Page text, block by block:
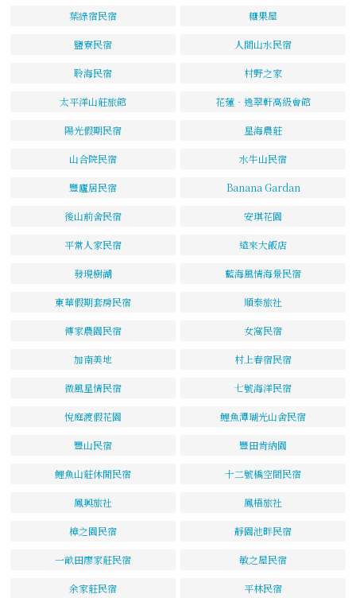
葉綠宿民宿 糖果屋
鹽寮民宿 人間山水民宿
聆海民宿 村野之家
太平洋山莊旅館 花蓮‧逸翠軒高級會館
陽光假期民宿 星海農莊
山合院民宿 水牛山民宿
豐廬居民宿 Banana Gardan
後山前舍民宿 安琪花園
平常人家民宿 遠來大飯店
發現樹湖 藍海風情海景民宿
東華假期套房民宿 順泰旅社
傅家農園民宿 女窩民宿
加南美地 村上春宿民宿
微風星情民宿 七號海洋民宿
悅庭渡假花園 鯉魚潭瑚光山舍民宿
豐山民宿 豐田肯納園
鯉魚山莊休閒民宿 十二號橋空間民宿
鳳興旅社 鳳梧旅社
樟之園民宿 靜園池畔民宿
一畝田廖家莊民宿 敏之屋民宿
余家莊民宿 平林民宿